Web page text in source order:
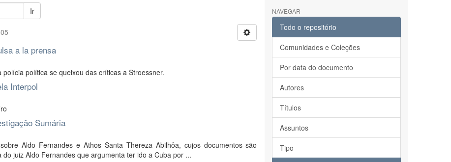
Ir
a la prensa
política se queixou das críticas a Stroessner.
Interpol
Sumária
Aldo Fernandes e Athos Santa Thereza Abilhôa, cujos documentos são
juiz Aldo Fernandes que argumenta ter ido a Cuba por ...
NAVEGAR
Todo o repositório
Comunidades e Coleções
Por data do documento
Autores
Títulos
Assuntos
Tipo